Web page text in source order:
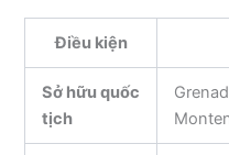
Điều kiện
Sở hữu quốc
tịch